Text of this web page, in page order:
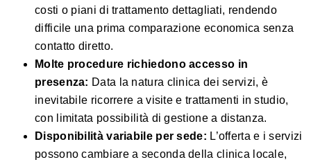
costi o piani di trattamento dettagliati, rendendo
difficile una prima comparazione economica senza
contatto diretto.
Molte procedure richiedono accesso in
presenza: Data la natura clinica dei servizi, è
inevitabile ricorrere a visite e trattamenti in studio,
con limitata possibilità di gestione a distanza.
Disponibilità variabile per sede: L’offerta e i servizi
possono cambiare a seconda della clinica locale,